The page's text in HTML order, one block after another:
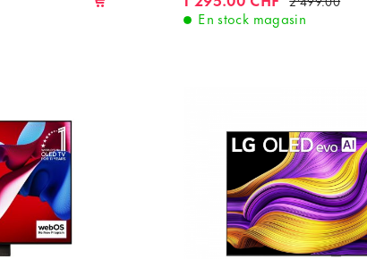
En stock magasin